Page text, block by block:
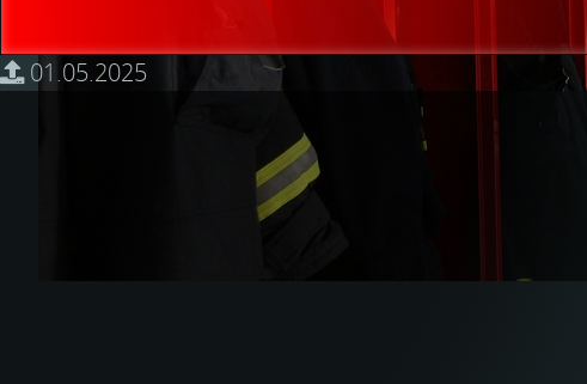
01.05.2025